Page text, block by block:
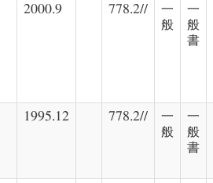
2000.9 778.2//
一
般
一
般
書
1995.12 778.2//
一
般
一
般
書